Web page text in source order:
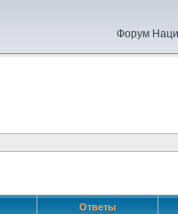
Форум
Ответы